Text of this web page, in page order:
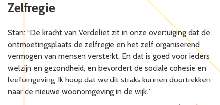
Zelfregie
Stan: “De kracht van Verdeliet zit in onze overtuiging dat de
ontmoetingsplaats de zelfregie en het zelf organiserend
vermogen van mensen versterkt. En dat is goed voor ieders
welzijn en gezondheid, en bevordert de sociale cohesie en
leefomgeving. Ik hoop dat we dit straks kunnen doortrekken
naar de nieuwe woonomgeving in de wijk.”